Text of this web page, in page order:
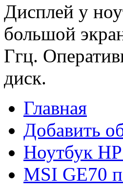
Дисплей у
большой
Ггц.
диск.
Главная
Добавить
Ноутбук
MSI GE70